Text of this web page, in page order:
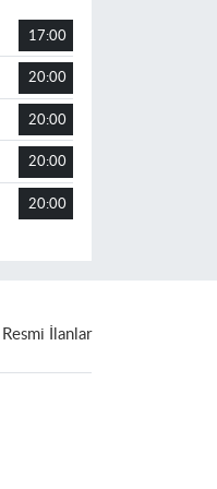
17:00
20:00
20:00
20:00
20:00
Resmi İlanlar